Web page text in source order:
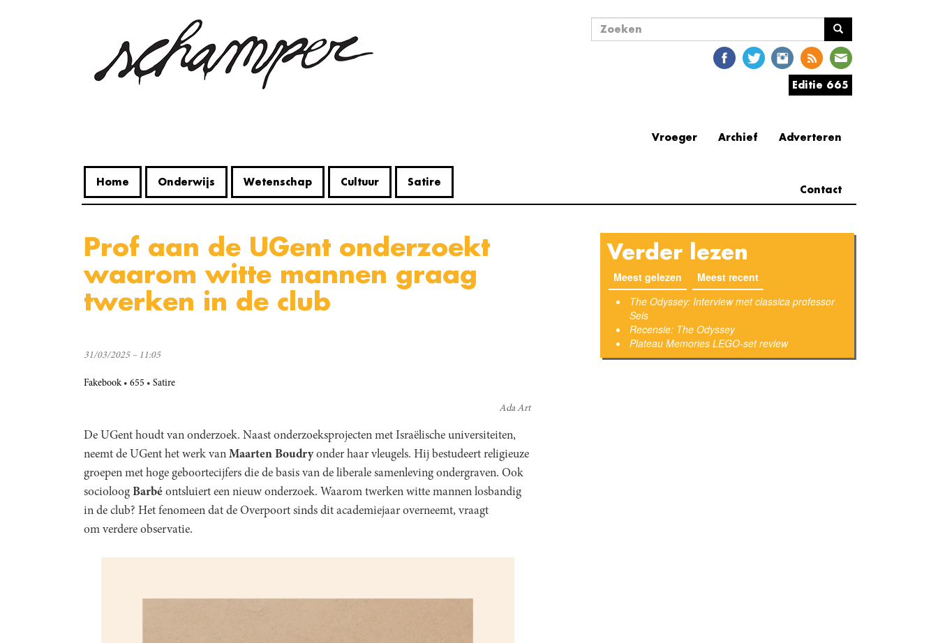
Home Onderwijs Wetenschap Cultuur Satire
Zoekveld
Editie 665
Adverteren
Archief
Vroeger
Contact
Prof aan de UGent onderzoekt
waarom witte mannen graag
twerken in de club
31/03/2025 – 11:05
Fakebook 655 Satire
Ada Art
De UGent houdt van onderzoek. Naast onderzoeksprojecten met Israëlische universiteiten,
neemt de UGent het werk van Maarten Boudryonder haar vleugels. Hij bestudeert religieuze
groepen met hoge geboortecijfers die de basis van de liberale samenleving ondergraven. Ook
socioloog Barbé ontsluiert een nieuw onderzoek. Waarom twerken witte mannen losbandig
in de club? Het fenomeen dat de Overpoort sinds dit academiejaar overneemt, vraagt
om verdere observatie.
Verder lezen
Meest gelezen Meest recent
The Odyssey: Interview met classica professor
Sels
Recensie: The Odyssey
Plateau Memories LEGO-set review